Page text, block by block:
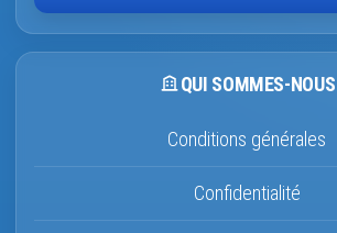
QUI SOMMES-NOUS
Conditions générales
Confidentialité